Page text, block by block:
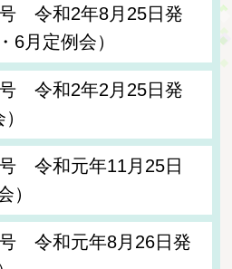
令和2年8月25日発
6月定例会）
令和2年2月25日発
令和元年11月25日
）
令和元年8月26日発